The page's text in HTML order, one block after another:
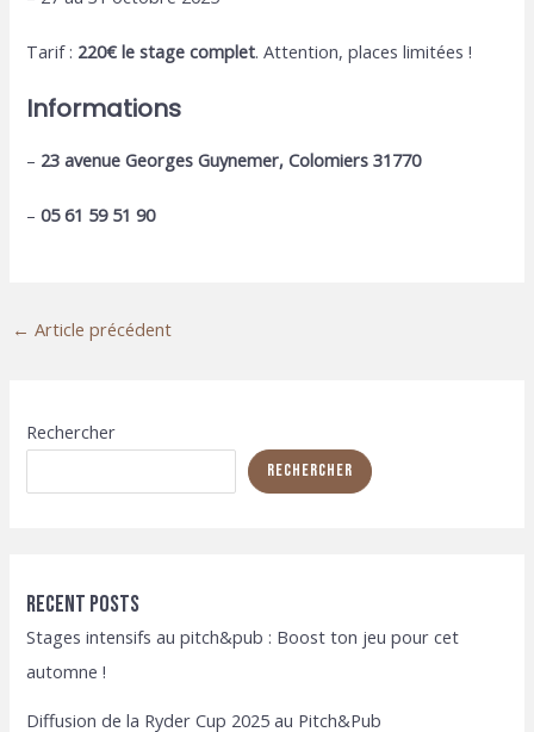
Tarif : 220€ le stage complet. Attention, places limitées !
Informations
– 23 avenue Georges Guynemer, Colomiers 31770
–05 61 59 51 90
Navigation
← Article précédent
Rechercher
Rechercher
Recent Posts
Stages intensifs au pitch&pub : Boost ton jeu pour cet
automne !
Diffusion de la Ryder Cup 2025 au Pitch&Pub